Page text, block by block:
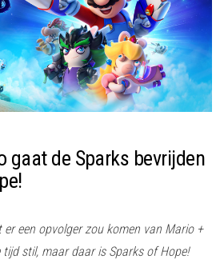
gaat de Sparks bevrijden
een opvolger zou komen van Mario +
stil, maar daar is Sparks of Hope!